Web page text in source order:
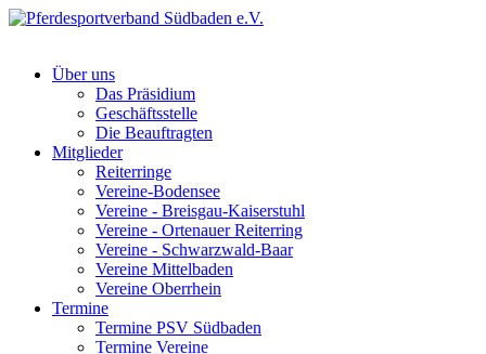
Über uns
Das Präsidium
Geschäftsstelle
Die Beauftragten
Mitglieder
Reiterringe
Vereine-Bodensee
Vereine - Breisgau-Kaiserstuhl
Vereine - Ortenauer Reiterring
Vereine - Schwarzwald-Baar
Vereine Mittelbaden
Vereine Oberrhein
Termine
Termine PSV Südbaden
Termine Vereine